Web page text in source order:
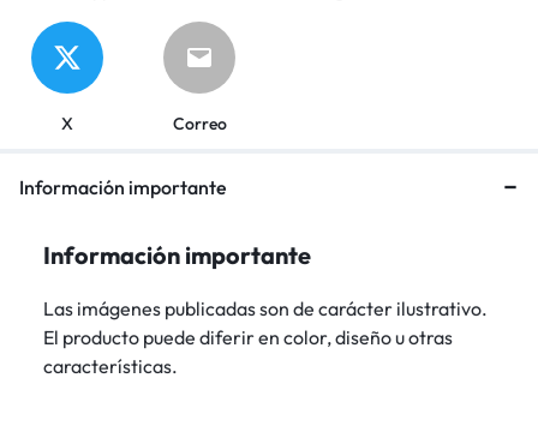
X Correo
Información importante
Información importante
Las imágenes publicadas son de carácter ilustrativo.
El producto puede diferir en color, diseño u otras
características.